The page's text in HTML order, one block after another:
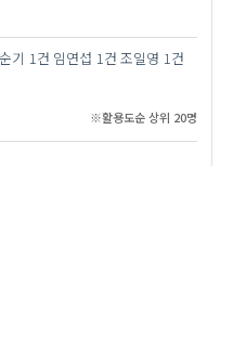
기 1건 임연섭 1건 조일영 1건
※활용도순 상위 20명